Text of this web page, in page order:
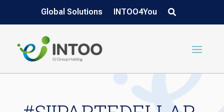
Global Solutions INTOO4You